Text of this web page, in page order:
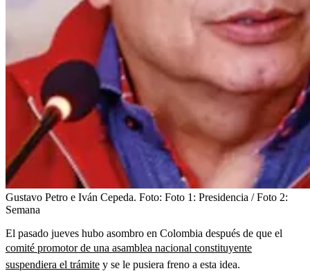
Gustavo Petro e Iván Cepeda. Foto: Foto 1: Presidencia / Foto 2:
Semana
El pasado jueves hubo asombro en Colombia después de que el
comité promotor de una asamblea nacional constituyente
suspendiera el trámite y se le pusiera freno a esta idea.